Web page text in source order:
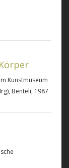
Kunstmuseum
Benteli, 1987